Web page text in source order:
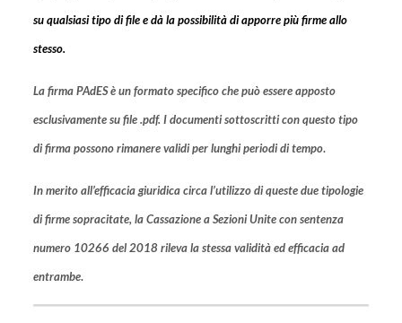
su qualsiasi tipo di file e dà la possibilità di apporre più firme allo
stesso.
La firma PAdES è un formato specifico che può essere apposto
esclusivamente su file .pdf. I documenti sottoscritti con questo tipo
di firma possono rimanere validi per lunghi periodi di tempo.
In merito all’efficacia giuridica circa l’utilizzo di queste due tipologie
di firme sopracitate, la Cassazione a Sezioni Unite con sentenza
numero 10266 del 2018 rileva la stessa validità ed efficacia ad
entrambe.